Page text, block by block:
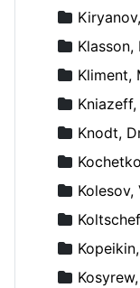
Kliment,
Knodt,